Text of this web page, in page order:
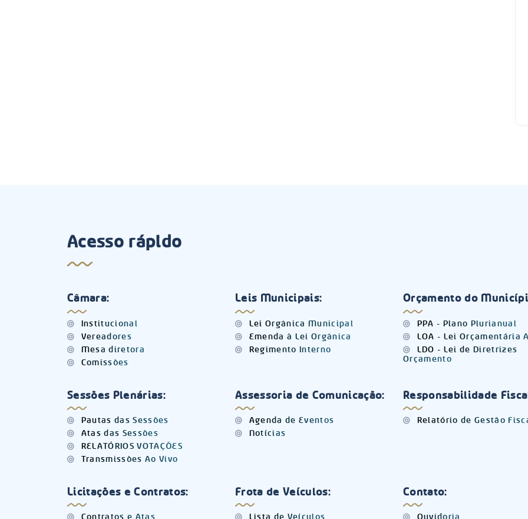
Acesso rápido
Câmara:
Institucional
Vereadores
Mesa diretora
Comissões
Leis Municipais:
Lei Orgânica Municipal
Emenda à Lei Orgânica
Regimento Interno
Orçamento do
PPA - Plano Plurianual
LOA - Lei Orçamentária
LDO - Lei de Diretrizes
Orçamento
Sessões Plenárias:
Pautas das Sessões
Atas das Sessões
RELATÓRIOS VOTAÇÕES
Transmissões Ao Vivo
Assessoria de Comunicação:
Agenda de Eventos
Notícias
Responsabilidade
Relatório de Gestão
Licitações e Contratos: Frota de Veículos: Contato: